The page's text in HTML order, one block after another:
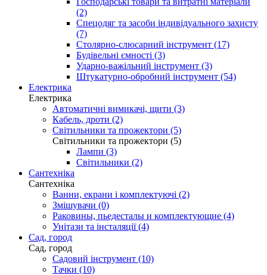
(2)
Спецодяг та засоби індивідуального захисту
(7)
Столярно-слюсарний інструмент (17)
Будівельні ємності (3)
Ударно-важільний інструмент (3)
Штукатурно-обробний інструмент (54)
Електрика
Електрика
Автоматичні вимикачі, щити (3)
Кабель, дроти (2)
Світильники та прожектори (5)
Світильники та прожектори (5)
Лампи (3)
Світильники (2)
Сантехніка
Сантехніка
Ванни, екрани і комплектуючі (2)
Змішувачи (0)
Раковины, пьедесталы и комплектующие (4)
Унітази та інсталяції (4)
Сад, город
Сад, город
Садовий інструмент (10)
Тачки (10)